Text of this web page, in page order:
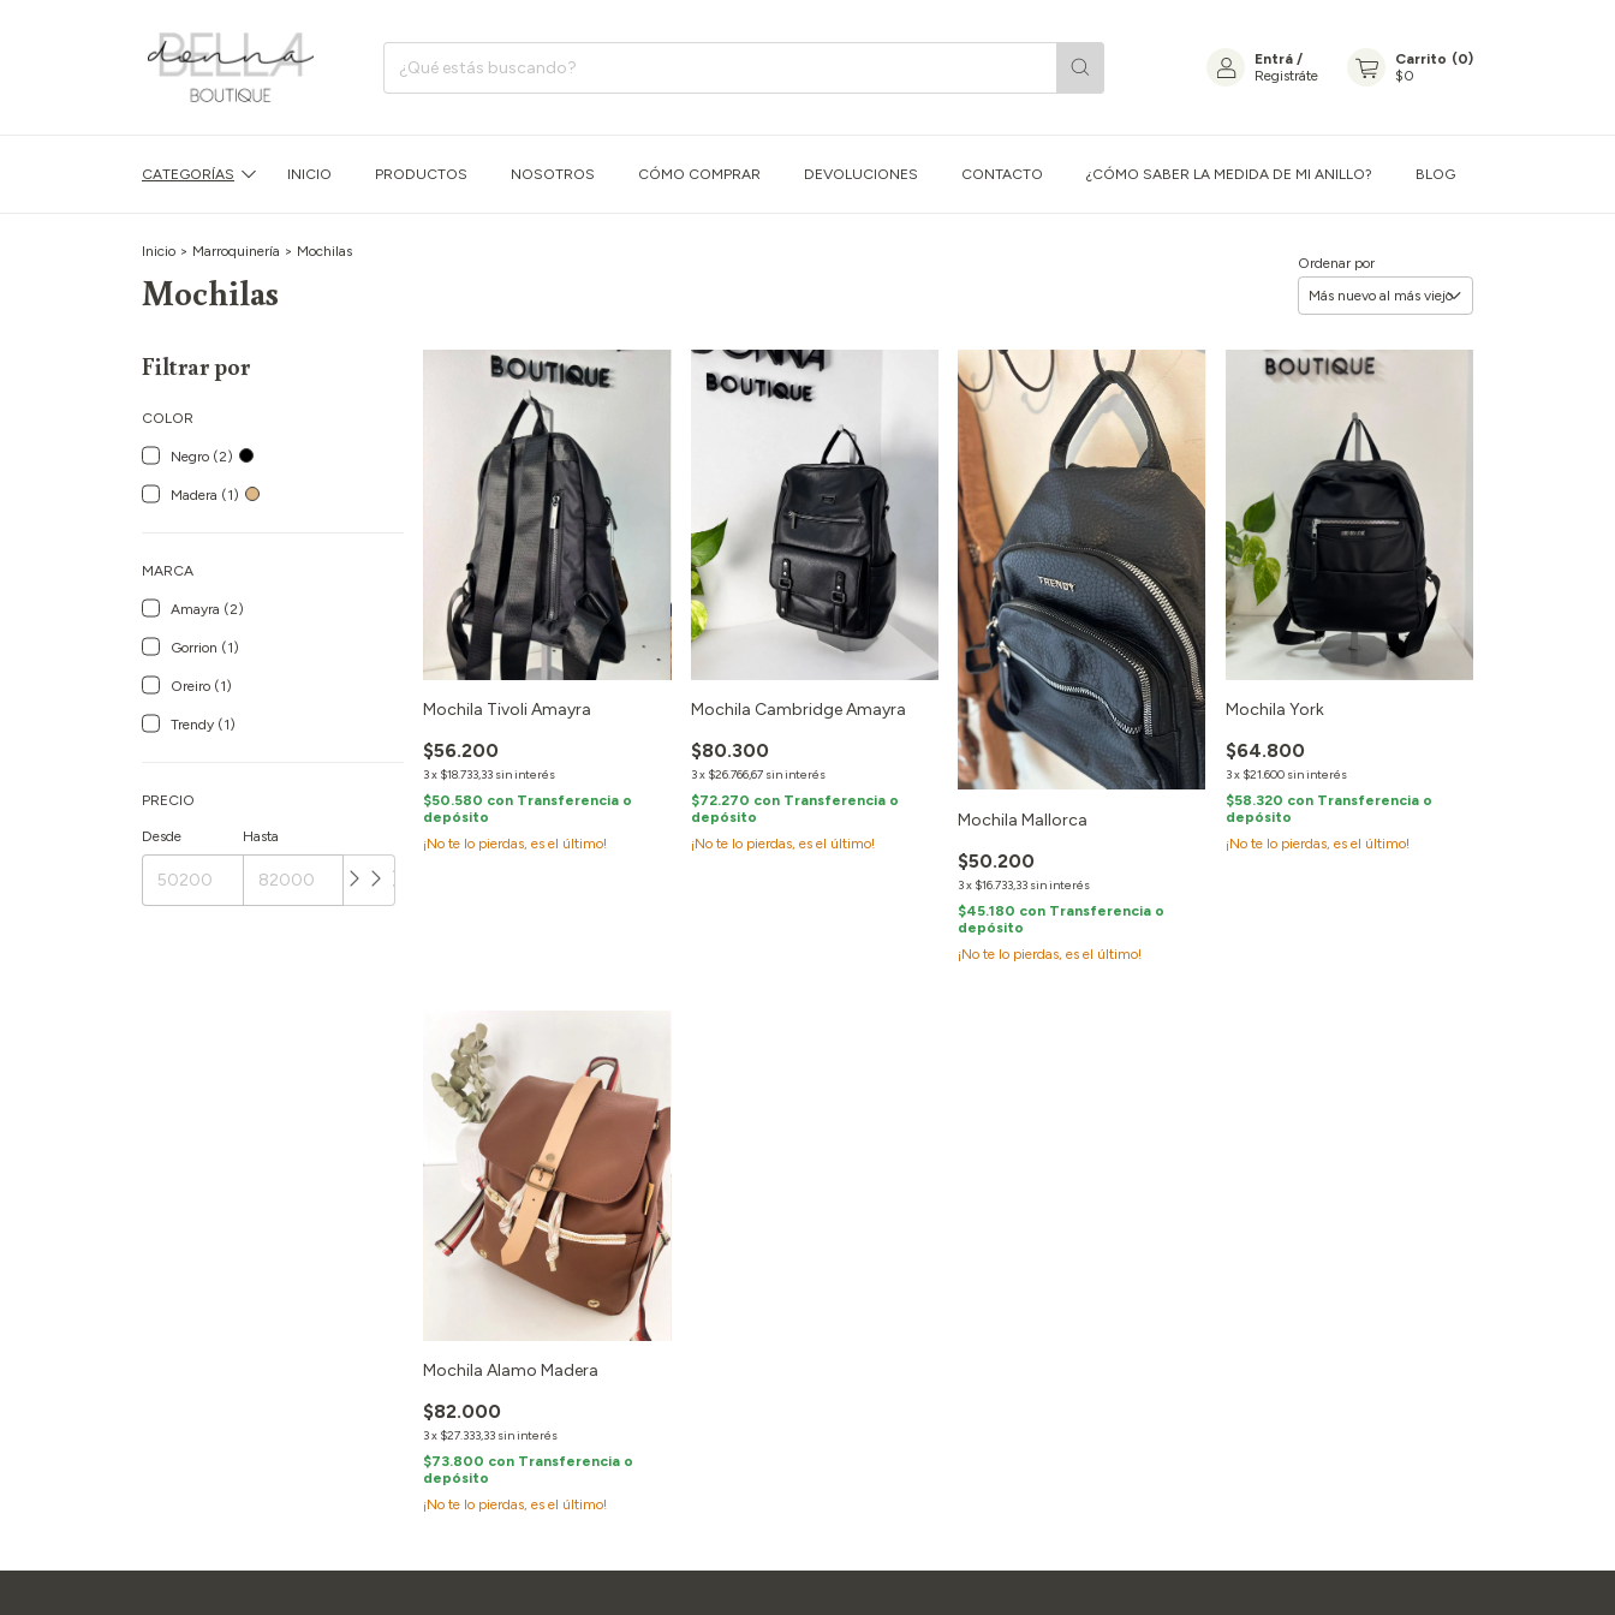
Entrá /
Registráte
Carrito (0)
$0
CATEGORÍAS INICIO PRODUCTOS NOSOTROS CÓMO COMPRAR DEVOLUCIONES CONTACTO ¿CÓMO SABER LA MEDIDA DE MI ANILLO? BLOG
Inicio > Marroquinería > Mochilas
Mochilas
Ordenar por
Filtrar por
COLOR
Negro (2)
Madera (1)
MARCA
Amayra (2)
Gorrion (1)
Oreiro (1)
Trendy (1)
PRECIO
Desde Hasta
Mochila Tivoli Amayra
$56.200
3x $18.733,33 sin interés
$50.580 con Transferencia o
depósito
¡No te lo pierdas, es el último!
Mochila Cambridge Amayra
$80.300
3x $26.766,67 sin interés
$72.270 con Transferencia o
depósito
¡No te lo pierdas, es el último!
Mochila Mallorca
$50.200
3x $16.733,33 sin interés
$45.180 con Transferencia o
depósito
¡No te lo pierdas, es el último!
Mochila York
$64.800
3x $21.600 sin interés
$58.320 con Transferencia o
depósito
¡No te lo pierdas, es el último!
Mochila Alamo Madera
$82.000
3x $27.333,33 sin interés
$73.800 con Transferencia o
depósito
¡No te lo pierdas, es el último!